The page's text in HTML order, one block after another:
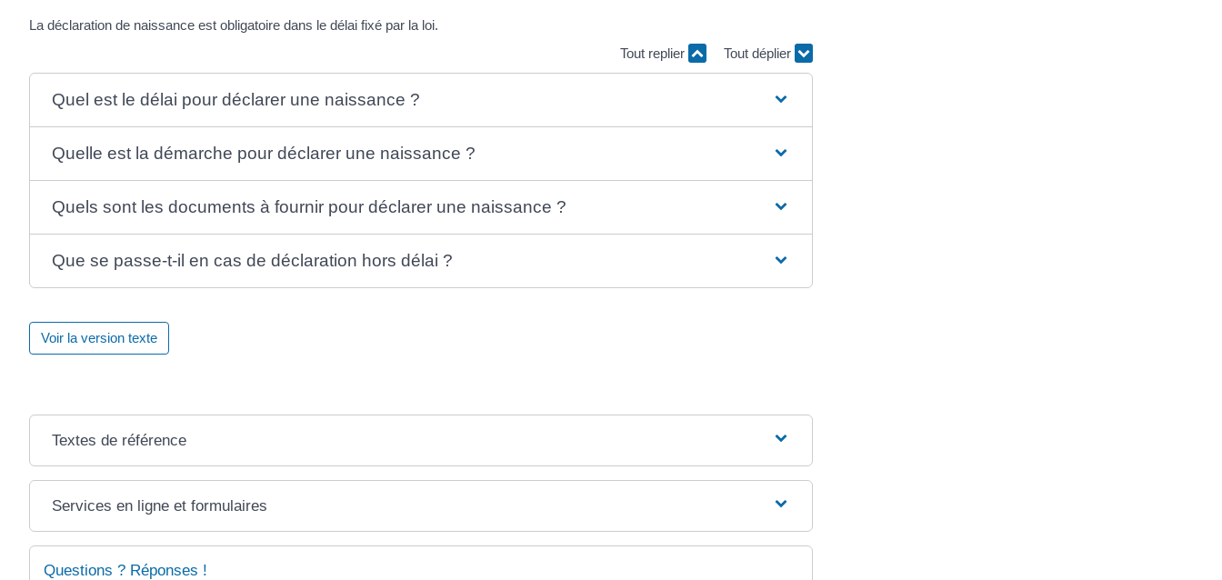
La déclaration de naissance est obligatoire dans le délai fixé par la loi.
Tout replier
Tout déplier
Quel est le délai pour déclarer une naissance ?
Quelle est la démarche pour déclarer une naissance ?
Quels sont les documents à fournir pour déclarer une naissance ?
Que se passe-t-il en cas de déclaration hors délai ?
Voir la version texte
Textes de référence
Services en ligne et formulaires
Questions ? Réponses !